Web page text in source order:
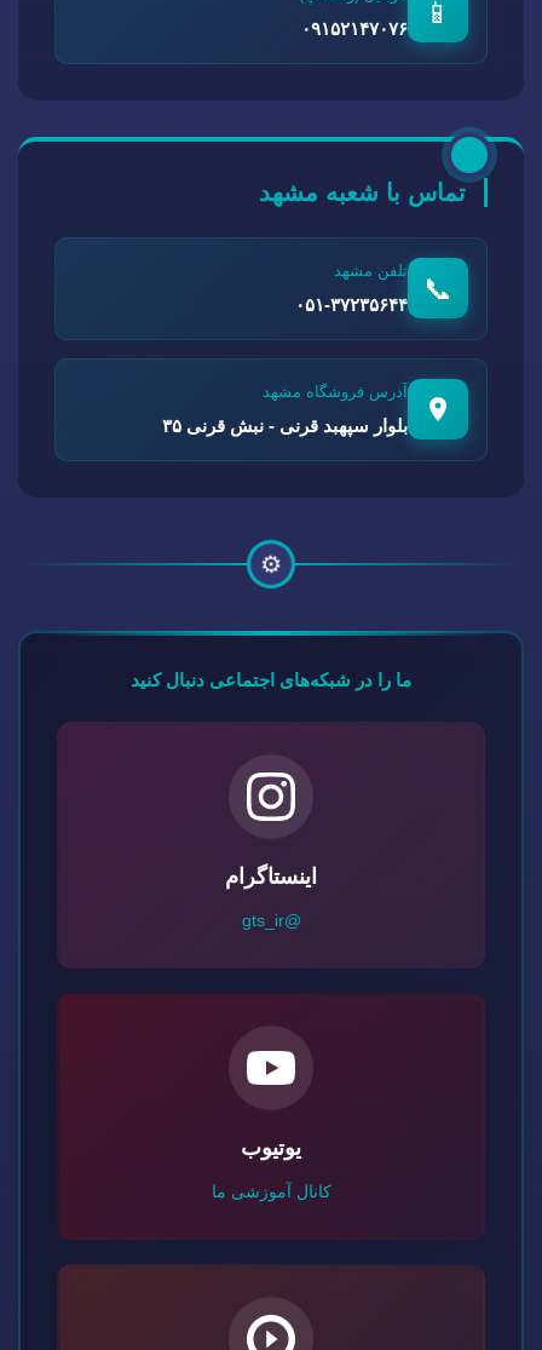
📱 ۰۹۱۵۲۱۴۷۰۷۶
تماس با شعبه مشهد
📞
تلفن مشهد
۰۵۱-۳۷۲۳۵۶۴۴
آدرس فروشگاه مشهد
بلوار سپهبد قرنی - نبش قرنی ۳۵
⚙️
ما را در شبکه‌های اجتماعی دنبال کنید
اینستاگرام
@gts_ir
یوتیوب
کانال آموزشی ما